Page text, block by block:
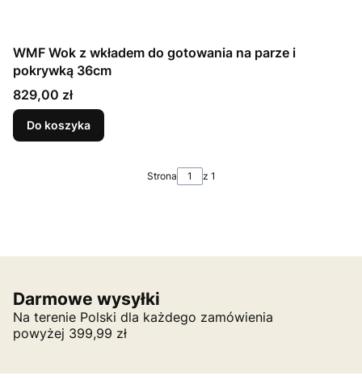
WMF Wok z wkładem do gotowania na parze i
pokrywką 36cm
Cena
829,00 zł
Do koszyka
Strona z 1
Darmowe wysyłki
Na terenie Polski dla każdego zamówienia
powyżej 399,99 zł